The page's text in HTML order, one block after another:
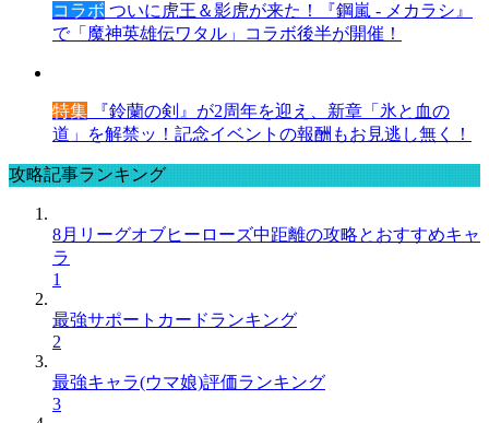
コラボ ついに虎王＆影虎が来た！『鋼嵐 - メカラシ』
で「魔神英雄伝ワタル」コラボ後半が開催！
特集 『鈴蘭の剣』が2周年を迎え、新章「氷と血の
道」を解禁ッ！記念イベントの報酬もお見逃し無く！
攻略記事ランキング
8月リーグオブヒーローズ中距離の攻略とおすすめキャ
ラ
1
最強サポートカードランキング
2
最強キャラ(ウマ娘)評価ランキング
3